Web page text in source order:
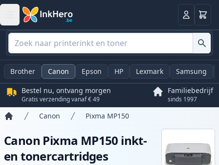
Log in
Brother Canon Epson HP Lexmark Samsung
Bestel nu, ontvang morgen
Gratis verzending vanaf € 49
Familiebedrijf
sinds 1997
Canon Pixma MP150
Canon Pixma MP150 inkt-
en tonercartridges